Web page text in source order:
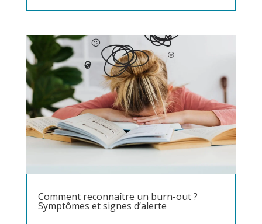
Comment reconnaître un burn-out ?
Symptômes et signes d’alerte